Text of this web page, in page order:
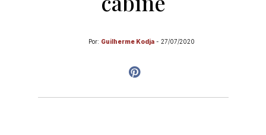
Por: Guilherme Kodja - 27/07/2020